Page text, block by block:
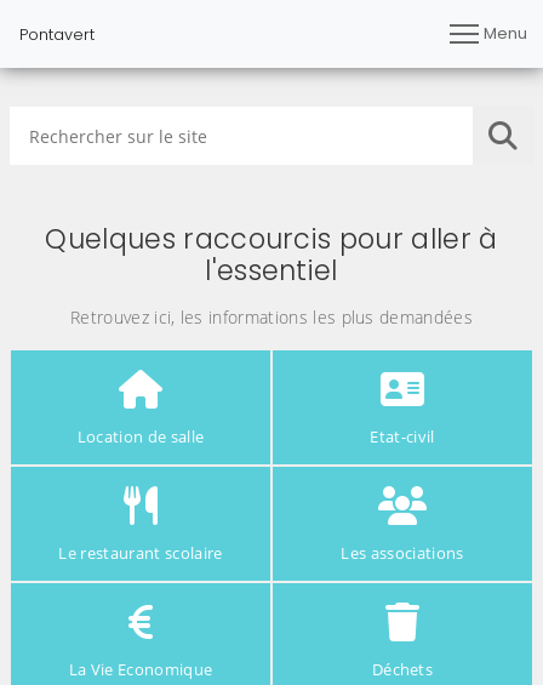
Pontavert Menu
Quelques raccourcis pour aller à
l'essentiel
Retrouvez ici, les informations les plus demandées
Location de salle Etat-civil
Le restaurant scolaire Les associations
La Vie Economique Déchets